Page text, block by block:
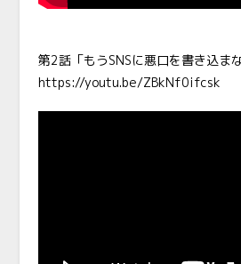
第2話「もうSNSに悪口を書き込ま
https://youtu.be/ZBkNf0ifcsk